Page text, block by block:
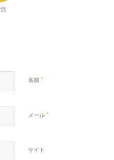
名前 *
メール *
サイト